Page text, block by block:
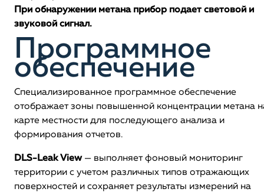
При обнаружении метана прибор подает световой и
звуковой сигнал.
Программное
обеспечение
Специализированное программное обеспечение
отображает зоны повышенной концентрации метана
карте местности для последующего анализа и
формирования отчетов.
DLS-Leak View— выполняет фоновый мониторинг
территории с учетом различных типов отражающих
поверхностей и сохраняет результаты измерений на